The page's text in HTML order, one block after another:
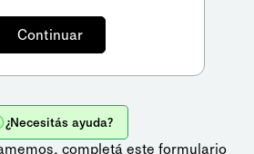
¿Necesitás ayuda?
completá este formulario